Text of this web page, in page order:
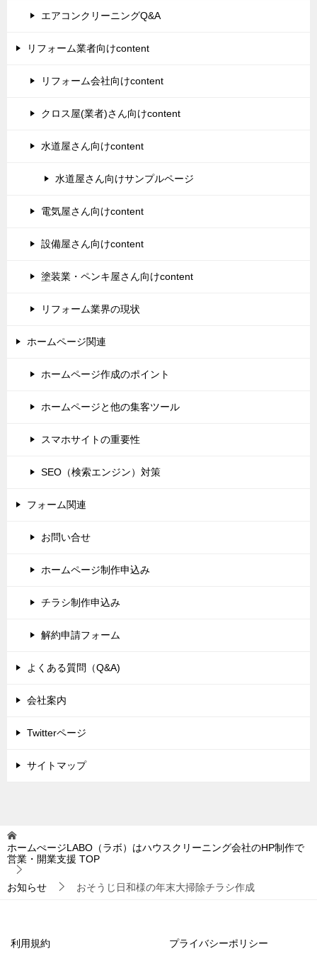
エアコンクリーニングQ&A
リフォーム業者向けcontent
リフォーム会社向けcontent
クロス屋(業者)さん向けcontent
水道屋さん向けcontent
水道屋さん向けサンプルページ
電気屋さん向けcontent
設備屋さん向けcontent
塗装業・ペンキ屋さん向けcontent
リフォーム業界の現状
ホームページ関連
ホームページ作成のポイント
ホームページと他の集客ツール
スマホサイトの重要性
SEO（検索エンジン）対策
フォーム関連
お問い合せ
ホームページ制作申込み
チラシ制作申込み
解約申請フォーム
よくある質問（Q&A)
会社案内
Twitterページ
サイトマップ
ホームぺージLABO（ラボ）はハウスクリーニング会社のHP制作で
営業・開業支援 TOP
お知らせ おそうじ日和様の年末大掃除チラシ作成
利用規約 プライバシーポリシー